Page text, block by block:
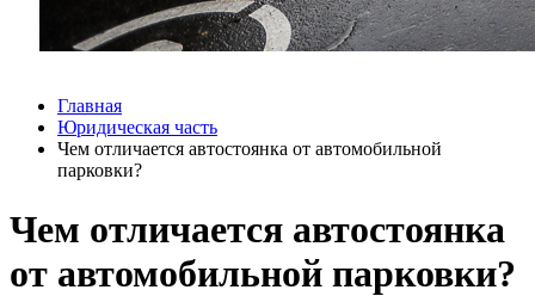
Главная
Юридическая часть
Чем отличается автостоянка от автомобильной
парковки?
Чем отличается автостоянка
от автомобильной парковки?